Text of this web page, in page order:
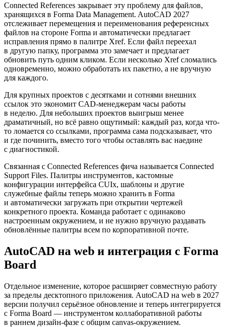
Connected References закрывает эту проблему для файлов,
хранящихся в Forma Data Management. AutoCAD 2027
отслеживает перемещения и переименования референсных
файлов на стороне Forma и автоматически предлагает
исправления прямо в палитре Xref. Если файл переехал
в другую папку, программа это замечает и предлагает
обновить путь одним кликом. Если несколько Xref сломались
одновременно, можно обработать их пакетно, а не вручную
для каждого.
Для крупных проектов с десятками и сотнями внешних
ссылок это экономит CAD-менеджерам часы работы
в неделю. Для небольших проектов выигрыш менее
драматичный, но всё равно ощутимый: каждый раз, когда что-
то ломается со ссылками, программа сама подсказывает, что
и где починить, вместо того чтобы оставлять вас наедине
с диагностикой.
Связанная с Connected References фича называется Connected
Support Files. Палитры инструментов, кастомные
конфигурации интерфейса CUIx, шаблоны и другие
служебные файлы теперь можно хранить в Forma
и автоматически загружать при открытии чертежей
конкретного проекта. Команда работает с одинаково
настроенным окружением, и не нужно вручную раздавать
обновлённые палитры всем по корпоративной почте.
AutoCAD на web и интеграция с Forma
Board
Отдельное изменение, которое расширяет совместную работу
за пределы десктопного приложения. AutoCAD на web в 2027
версии получил серьёзное обновление и теперь интегрируется
с Forma Board — инструментом коллаборативной работы
в раннем дизайн-фазе с общим canvas-окружением.